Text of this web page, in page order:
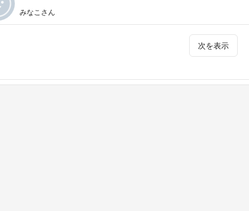
みなこさん
次を表示